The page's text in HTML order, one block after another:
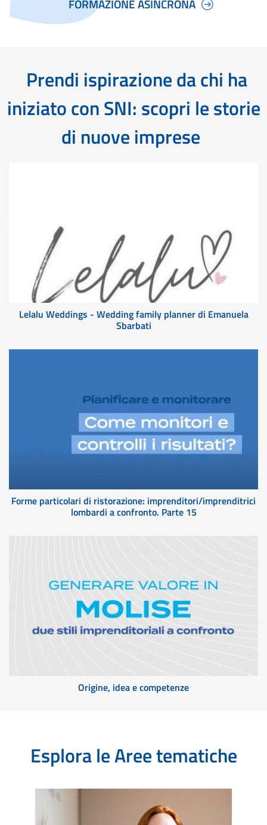
FORMAZIONE ASINCRONA
Prendi ispirazione da chi ha
iniziato con SNI: scopri le storie
di nuove imprese
Lelalu Weddings - Wedding family planner di Emanuela
Sbarbati
Forme particolari di ristorazione: imprenditori/imprenditrici
lombardi a confronto. Parte 15
Origine, idea e competenze
Esplora le Aree tematiche